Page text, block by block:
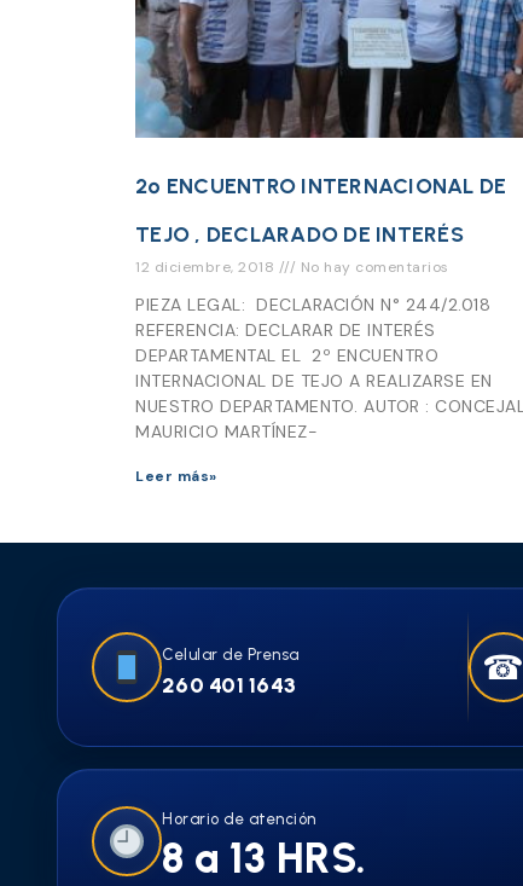
2º ENCUENTRO INTERNACIONAL DE
TEJO , DECLARADO DE INTERÉS
12 diciembre, 2018 No hay comentarios
PIEZA LEGAL: DECLARACIÓN N° 244/2.018
REFERENCIA: DECLARAR DE INTERÉS
DEPARTAMENTAL EL 2º ENCUENTRO
INTERNACIONAL DE TEJO A REALIZARSE EN
NUESTRO DEPARTAMENTO. AUTOR : CONCEJAL
MAURICIO MARTÍNEZ-
Leer más»
Celular de Prensa
260 401 1643 ☎
Horario de atención
8 a 13 HRS.